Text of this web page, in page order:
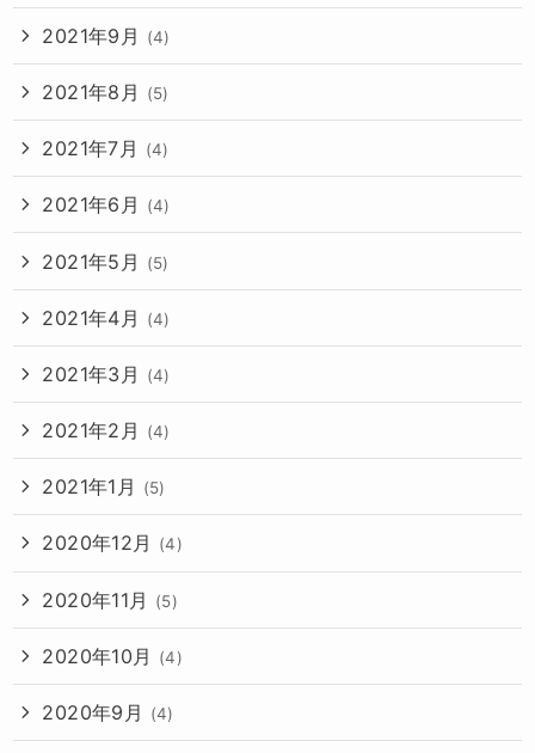
2021年9月 (4)
2021年8月 (5)
2021年7月 (4)
2021年6月 (4)
2021年5月 (5)
2021年4月 (4)
2021年3月 (4)
2021年2月 (4)
2021年1月 (5)
2020年12月 (4)
2020年11月 (5)
2020年10月 (4)
2020年9月 (4)